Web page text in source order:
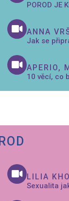
POROD JE
ANNA
Jak se
APERIO,
10 věcí, co
LILIA
Sexualita